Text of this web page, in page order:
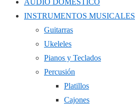
AUDIO DOMÉSTICO
INSTRUMENTOS MUSICALES
Guitarras
Ukeleles
Pianos y Teclados
Percusión
Platillos
Cajones